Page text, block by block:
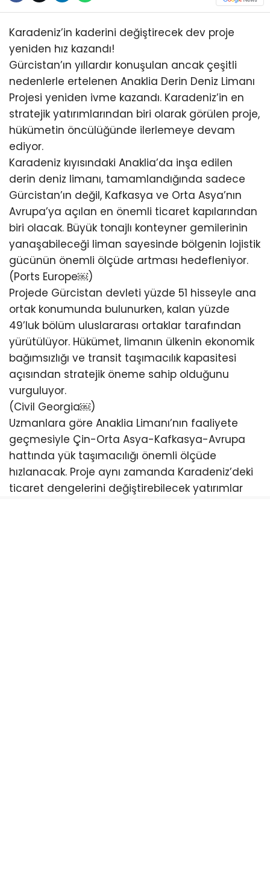
Karadeniz’in kaderini değiştirecek dev proje
yeniden hız kazandı!
Gürcistan’ın yıllardır konuşulan ancak çeşitli
nedenlerle ertelenen Anaklia Derin Deniz Limanı
Projesi yeniden ivme kazandı. Karadeniz’in en
stratejik yatırımlarından biri olarak görülen proje,
hükümetin öncülüğünde ilerlemeye devam
ediyor.
Karadeniz kıyısındaki Anaklia’da inşa edilen
derin deniz limanı, tamamlandığında sadece
Gürcistan’ın değil, Kafkasya ve Orta Asya’nın
Avrupa’ya açılan en önemli ticaret kapılarından
biri olacak. Büyük tonajlı konteyner gemilerinin
yanaşabileceği liman sayesinde bölgenin lojistik
gücünün önemli ölçüde artması hedefleniyor.
(Ports Europe⁠￼)
Projede Gürcistan devleti yüzde 51 hisseyle ana
ortak konumunda bulunurken, kalan yüzde
49’luk bölüm uluslararası ortaklar tarafından
yürütülüyor. Hükümet, limanın ülkenin ekonomik
bağımsızlığı ve transit taşımacılık kapasitesi
açısından stratejik öneme sahip olduğunu
vurguluyor.
(Civil Georgia⁠￼)
Uzmanlara göre Anaklia Limanı’nın faaliyete
geçmesiyle Çin-Orta Asya-Kafkasya-Avrupa
hattında yük taşımacılığı önemli ölçüde
hızlanacak. Proje aynı zamanda Karadeniz’deki
ticaret dengelerini değiştirebilecek yatırımlar